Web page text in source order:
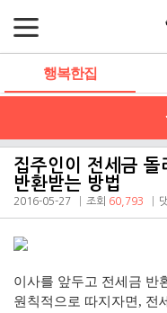
행복한집
집주인이 전세금
반환받는 방법
2016-05-27 조회 60,793
이사를 앞두고 전세금 반
원칙적으로 따지자면, 전